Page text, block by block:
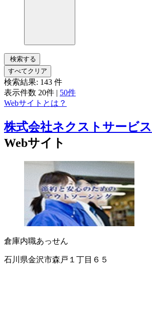
検索する
すべてクリア
検索結果: 143 件
表示件数 20件 | 50件
Webサイトとは？
株式会社ネクストサービス
Webサイト
倉庫内職あっせん
石川県金沢市森戸１丁目６５